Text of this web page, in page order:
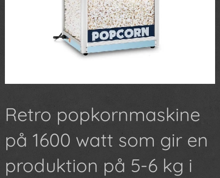
Retro popkornmaskine
på 1600 watt som gir en
produktion på 5-6 kg i